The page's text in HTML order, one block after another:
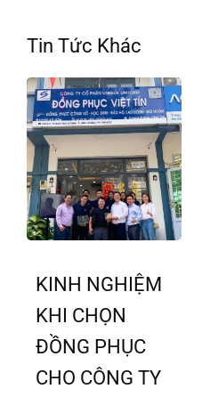
Tin Tức Khác
KINH NGHIỆM
KHI CHỌN
ĐỒNG PHỤC
CHO CÔNG TY